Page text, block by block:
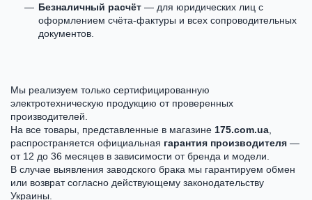
Безналичный расчёт — для юридических лиц с
оформлением счёта-фактуры и всех сопроводительных
документов.
Мы реализуем только сертифицированную
электротехническую продукцию от проверенных
производителей.
На все товары, представленные в магазине 175.com.ua
распространяется официальная гарантия производителя —
от 12 до 36 месяцев в зависимости от бренда и модели.
В случае выявления заводского брака мы гарантируем обмен
или возврат согласно действующему законодательству
Украины.